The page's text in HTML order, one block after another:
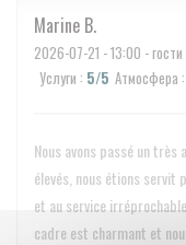
Marine B
2026-07-21 - 13:00 -
Услуги : 5/5 Атмосфера :
Nous avons passé un
élevés, nous étions
et au service
cadre est charmant et